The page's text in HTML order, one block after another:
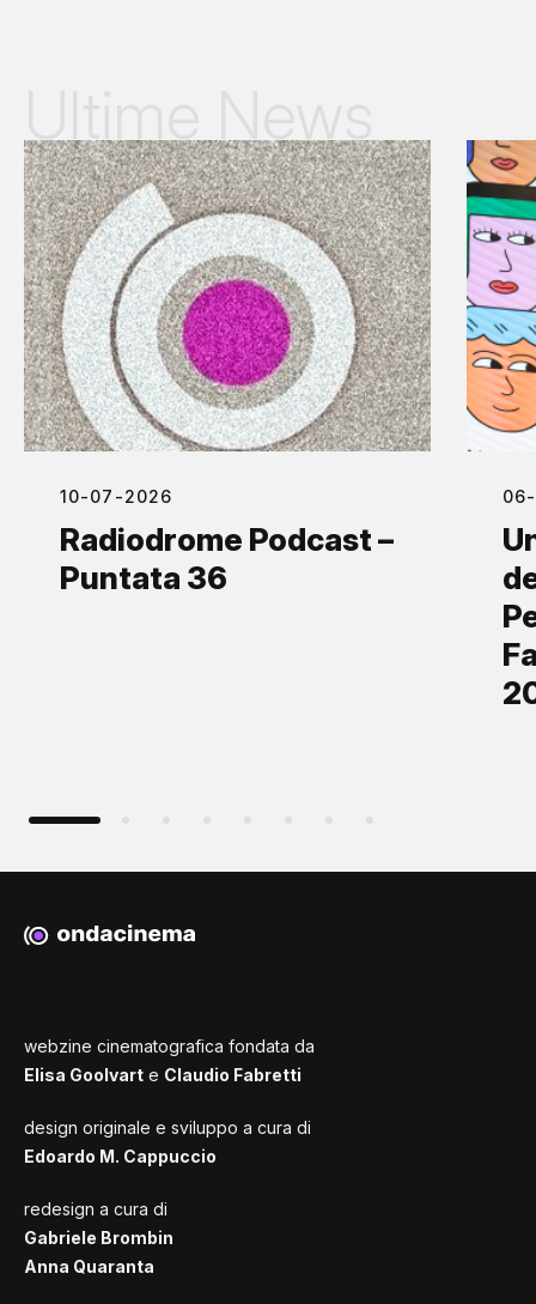
10-07-2026
Radiodrome Podcast –
Puntata 36
webzine cinematografica fondata da
Elisa Goolvart e Claudio Fabretti
design originale e sviluppo a cura di
Edoardo M. Cappuccio
redesign a cura di
Gabriele Brombin
Anna Quaranta